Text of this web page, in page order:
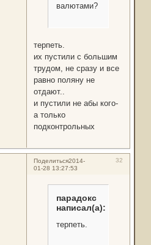
валютами?
терпеть.
их пустили с большим
трудом, не сразу и все
равно поляну не
отдают..
и пустили не абы кого-
а только
подконтрольных
Поделиться 32
2014-
01-28 13:27:53
парадокс
написал(а):
терпеть.